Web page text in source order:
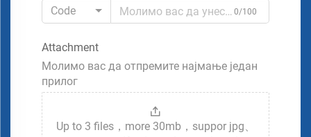
Code
0/100
Attachment
Молимо вас да отпремите најмање један
прилог
Up to 3 files，more 30mb，suppor jpg、